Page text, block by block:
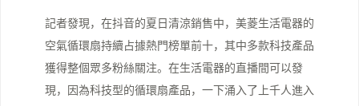
記者發現，在抖音的夏日清涼銷售中，美菱生活電器的
空氣循環扇持續占據熱門榜單前十，其中多款科技產品
獲得整個眾多粉絲關注。在生活電器的直播間可以發
現，因為科技型的循環扇產品，一下涌入了上千人進入